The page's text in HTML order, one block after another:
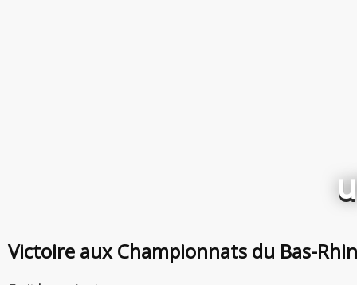
Victoire aux Championnats du Bas-Rhin